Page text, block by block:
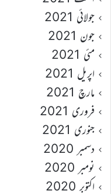
جولائی 2021
جون 2021
مئی 2021
اپریل 2021
مارچ 2021
فروری 2021
جنوری 2021
دسمبر 2020
نومبر 2020
اکتوبر 2020